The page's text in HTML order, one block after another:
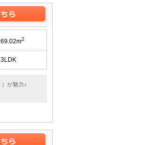
69.02m2
3LDK
が魅力♪